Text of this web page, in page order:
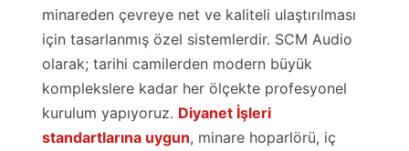
minareden çevreye net ve kaliteli ulaştırılması
için tasarlanmış özel sistemlerdir. SCM Audio
olarak; tarihi camilerden modern büyük
komplekslere kadar her ölçekte profesyonel
kurulum yapıyoruz. Diyanet İşleri
standartlarına uygun, minare hoparlörü, iç